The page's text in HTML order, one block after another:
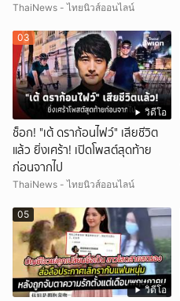
ThaiNews - ไทยนิวส์ออนไลน์
วิดีโอ
03
ช็อก! "เต้ ดราก้อนไฟว์" เสียชีวิต
แล้ว ยิ่งเศร้า! เปิดโพสต์สุดท้าย
ก่อนจากไป
ThaiNews - ไทยนิวส์ออนไลน์
วิดีโอ
05